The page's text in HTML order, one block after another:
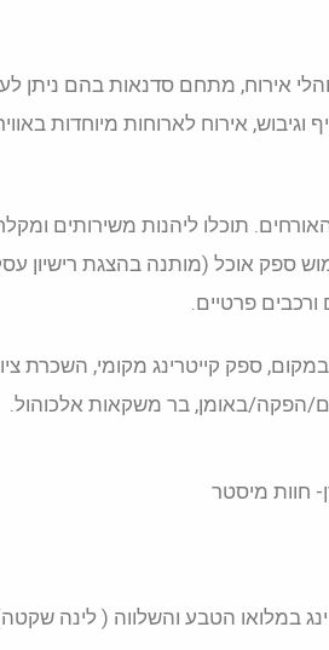
אירוח, מתחם סדנאות בהם ניתן
פרטיים קטנים או גדולים עד 400 אורחים, ימי כיף וגיבוש, אירוח לארוחות מיוחדות
תוכלו ליהנות משירותים
איש סה"כ), מטבח קצה לשימוש ספק אוכל (מותנה בהצגת רישיון
פרטיים.
ספק קייטרינג מקומי, השכרת
הפקה/באומן, בר משקאות אלכוהול.
חוות מיסטר
במלואו הטבע והשלווה ( לינה